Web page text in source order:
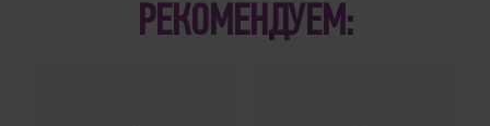
РЕКОМЕНДУЕМ: